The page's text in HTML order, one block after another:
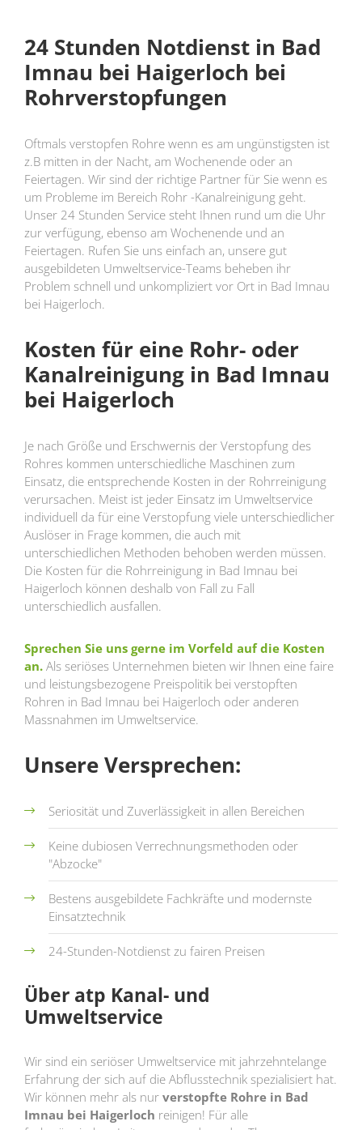
24 Stunden Notdienst in Bad
Imnau bei Haigerloch bei
Rohrverstopfungen
Oftmals verstopfen Rohre wenn es am ungünstigsten ist
z.B mitten in der Nacht, am Wochenende oder an
Feiertagen. Wir sind der richtige Partner für Sie wenn es
um Probleme im Bereich Rohr -Kanalreinigung geht.
Unser 24 Stunden Service steht Ihnen rund um die Uhr
zur verfügung, ebenso am Wochenende und an
Feiertagen. Rufen Sie uns einfach an, unsere gut
ausgebildeten Umweltservice-Teams beheben ihr
Problem schnell und unkompliziert vor Ort in Bad Imnau
bei Haigerloch.
Kosten für eine Rohr- oder
Kanalreinigung in Bad Imnau
bei Haigerloch
Je nach Größe und Erschwernis der Verstopfung des
Rohres kommen unterschiedliche Maschinen zum
Einsatz, die entsprechende Kosten in der Rohrreinigung
verursachen. Meist ist jeder Einsatz im Umweltservice
individuell da für eine Verstopfung viele unterschiedlicher
Auslöser in Frage kommen, die auch mit
unterschiedlichen Methoden behoben werden müssen.
Die Kosten für die Rohrreinigung in Bad Imnau bei
Haigerloch können deshalb von Fall zu Fall
unterschiedlich ausfallen.
Sprechen Sie uns gerne im Vorfeld auf die Kosten
an. Als seriöses Unternehmen bieten wir Ihnen eine faire
und leistungsbezogene Preispolitik bei verstopften
Rohren in Bad Imnau bei Haigerloch oder anderen
Massnahmen im Umweltservice.
Unsere Versprechen:
Seriosität und Zuverlässigkeit in allen Bereichen
Keine dubiosen Verrechnungsmethoden oder
"Abzocke"
Bestens ausgebildete Fachkräfte und modernste
Einsatztechnik
24-Stunden-Notdienst zu fairen Preisen
Über atp Kanal- und
Umweltservice
Wir sind ein seriöser Umweltservice mit jahrzehntelange
Erfahrung der sich auf die Abflusstechnik spezialisiert hat.
Wir können mehr als nur verstopfte Rohre in Bad
Imnau bei Haigerloch reinigen! Für alle